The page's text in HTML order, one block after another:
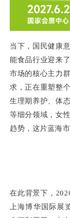
当下，国民健康
能食品行业迎来
市场的核心主力
求，正在重塑整
生理期养护、体
等细分领域，女
趋势，这片蓝海
在此背景下，
上海博华国际展